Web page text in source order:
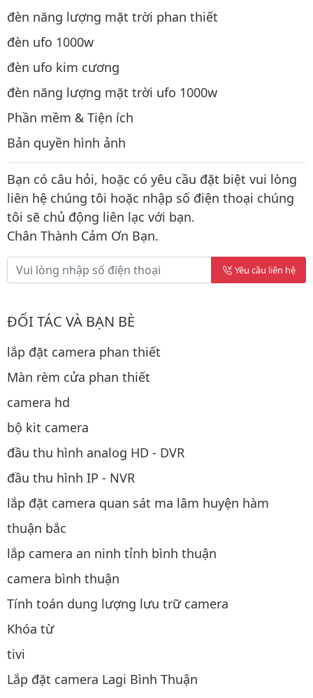
đèn năng lượng mặt trời phan thiết
đèn ufo 1000w
đèn ufo kim cương
đèn năng lượng mặt trời ufo 1000w
Phần mềm & Tiện ích
Bản quyền hình ảnh
Bạn có câu hỏi, hoặc có yêu cầu đặt biệt vui lòng
liên hệ chúng tôi hoặc nhập số điện thoại chúng
tôi sẽ chủ động liên lạc với bạn.
Chân Thành Cảm Ơn Bạn.
Yêu cầu liên hệ
ĐỐI TÁC VÀ BẠN BÈ
lắp đặt camera phan thiết
Màn rèm cửa phan thiết
camera hd
bộ kit camera
đầu thu hình analog HD - DVR
đầu thu hình IP - NVR
lắp đặt camera quan sát ma lâm huyện hàm
thuận bắc
lắp camera an ninh tỉnh bình thuận
camera bình thuận
Tính toán dung lượng lưu trữ camera
Khóa từ
tivi
Lắp đặt camera Lagi Bình Thuận